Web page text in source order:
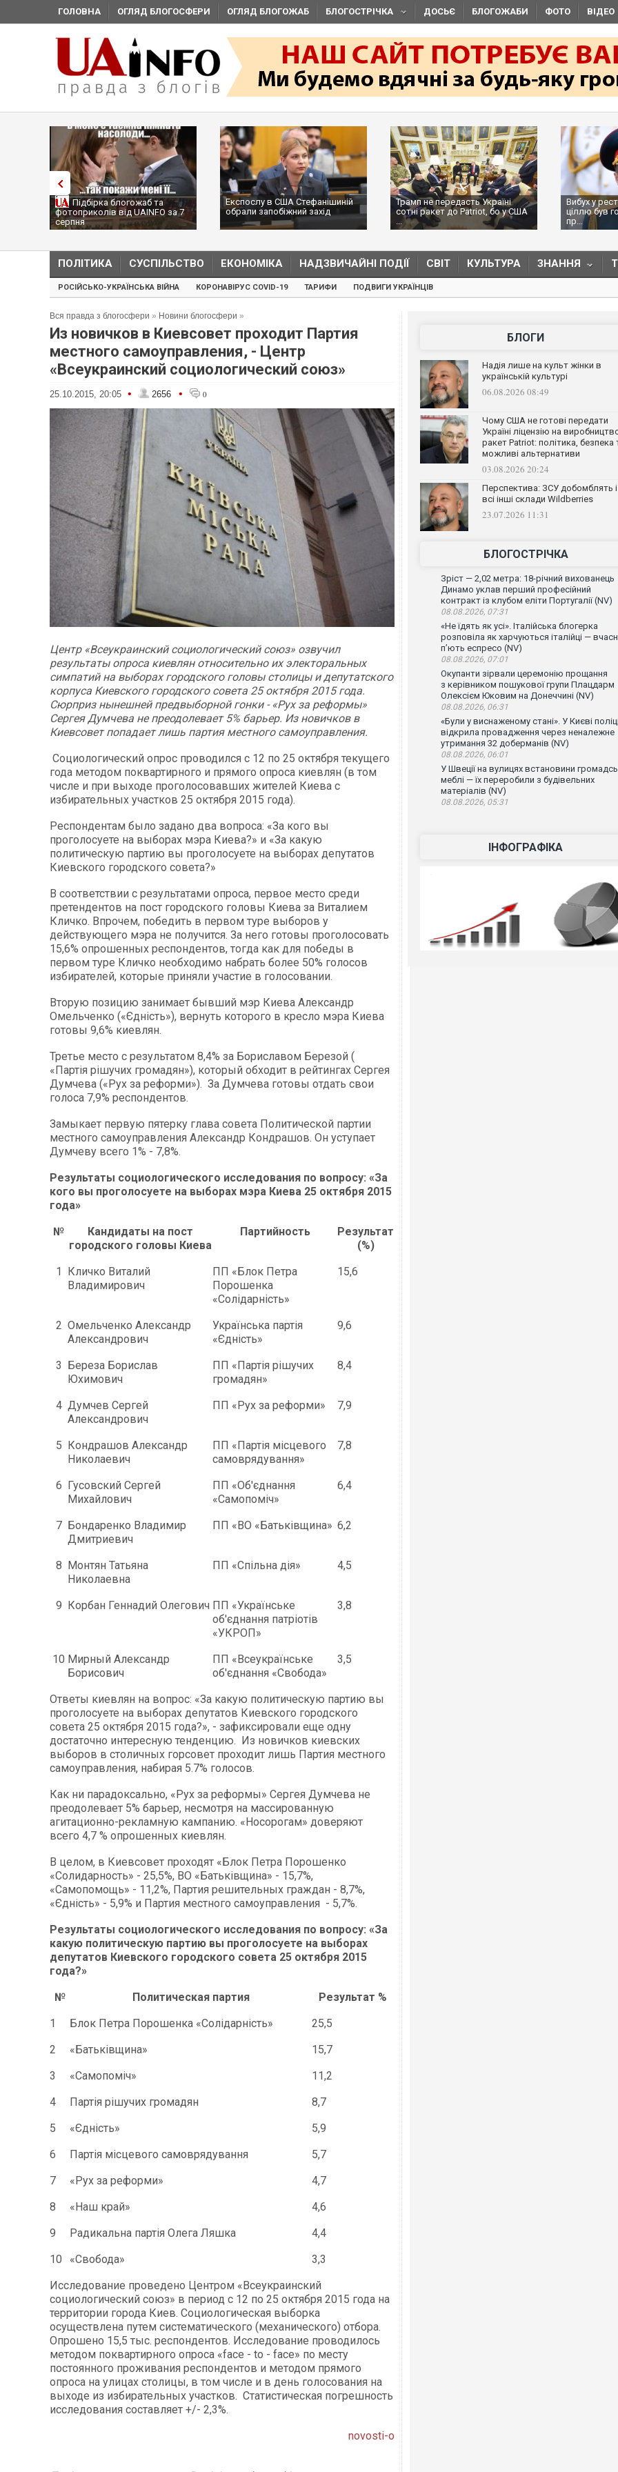
ГОЛОВНА ОГЛЯД БЛОГОСФЕРИ ОГЛЯД БЛОГОЖАБ БЛОГОСТРІЧКА ДОСЬЄ БЛОГОЖАБИ ФОТО ВІДЕО
Підбірка блогожаб та
фотоприколів від UAINFO за 7
серпня
Експослу в США Стефанішиній
обрали запобіжний захід
Трамп не передасть Україні
сотні ракет до Patriot, бо у США
...
Вибух у
ціллю був
пр...
ПОЛІТИКА СУСПІЛЬСТВО ЕКОНОМІКА НАДЗВИЧАЙНІ ПОДІЇ СВІТ КУЛЬТУРА ЗНАННЯ
РОСІЙСЬКО-УКРАЇНСЬКА ВІЙНА КОРОНАВІРУС COVID-19 ТАРИФИ ПОДВИГИ УКРАЇНЦІВ
Вся правда з блогосфери » Новини блогосфери »
Из новичков в Киевсовет проходит Партия
местного самоуправления, - Центр
«Всеукраинский социологический союз»
25.10.2015, 20:05 • 2656 • 0
Центр «Всеукраинский социологический союз» озвучил
результаты опроса киевлян относительно их электоральных
симпатий на выборах городского головы столицы и депутатского
корпуса Киевского городского совета 25 октября 2015 года.
Сюрприз нынешней предвыборной гонки - «Рух за реформы»
Сергея Думчева не преодолевает 5% барьер. Из новичков в
Киевсовет попадает лишь партия местного самоуправления.
Социологический опрос проводился с 12 по 25 октября текущего
года методом поквартирного и прямого опроса киевлян (в том
числе и при выходе проголосовавших жителей Киева с
избирательных участков 25 октября 2015 года).
Респондентам было задано два вопроса: «За кого вы
проголосуете на выборах мэра Киева?» и «За какую
политическую партию вы проголосуете на выборах депутатов
Киевского городского совета?»
В соответствии с результатами опроса, первое место среди
претендентов на пост городского головы Киева за Виталием
Кличко. Впрочем, победить в первом туре выборов у
действующего мэра не получится. За него готовы проголосовать
15,6% опрошенных респондентов, тогда как для победы в
первом туре Кличко необходимо набрать более 50% голосов
избирателей, которые приняли участие в голосовании.
Вторую позицию занимает бывший мэр Киева Александр
Омельченко («Єдність»), вернуть которого в кресло мэра Киева
готовы 9,6% киевлян.
Третье место с результатом 8,4% за Бориславом Березой (
«Партія рішучих громадян»), который обходит в рейтингах Сергея
Думчева («Рух за реформи»). За Думчева готовы отдать свои
голоса 7,9% респондентов.
Замыкает первую пятерку глава совета Политической партии
местного самоуправления Александр Кондрашов. Он уступает
Думчеву всего 1% - 7,8%.
Результаты социологического исследования по вопросу: «За
кого вы проголосуете на выборах мэра Киева 25 октября 2015
года»
№
Кандидаты на пост
городского головы Киева
Партийность
Результат
(%)
1 Кличко Виталий
Владимирович
ПП «Блок Петра
Порошенка
«Солідарність»
15,6
2 Омельченко Александр
Александрович
Українська партія
«Єдність»
9,6
3 Береза Борислав
Юхимович
ПП «Партія рішучих
громадян»
8,4
4 Думчев Сергей
Александрович
ПП «Рух за реформи» 7,9
5 Кондрашов Александр
Николаевич
ПП «Партія місцевого
самоврядування»
7,8
6 Гусовский Сергей
Михайлович
ПП «Об'єднання
«Самопоміч»
6,4
7 Бондаренко Владимир
Дмитриевич
ПП «ВО «Батьківщина» 6,2
8 Монтян Татьяна
Николаевна
ПП «Спільна дія» 4,5
9 Корбан Геннадий Олегович ПП «Українське
об'єднання патріотів
«УКРОП»
3,8
10 Мирный Александр
Борисович
ПП «Всеукраїнське
об'єднання «Свобода»
3,5
Ответы киевлян на вопрос: «За какую политическую партию вы
проголосуете на выборах депутатов Киевского городского
совета 25 октября 2015 года?», - зафиксировали еще одну
достаточно интересную тенденцию. Из новичков киевских
выборов в столичных горсовет проходит лишь Партия местного
самоуправления, набирая 5.7% голосов.
Как ни парадоксально, «Рух за реформы» Сергея Думчева не
преодолевает 5% барьер, несмотря на массированную
агитационно-рекламную кампанию. «Носорогам» доверяют
всего 4,7 % опрошенных киевлян.
В целом, в Киевсовет проходят «Блок Петра Порошенко
«Солидарность» - 25,5%, ВО «Батьківщина» - 15,7%,
«Самопомощь» - 11,2%, Партия решительных граждан - 8,7%,
«Єдність» - 5,9% и Партия местного самоуправления - 5,7%.
Результаты социологического исследования по вопросу: «За
какую политическую партию вы проголосуете на выборах
депутатов Киевского городского совета 25 октября 2015
года?»
№
Политическая партия
Результат %
1
Блок Петра Порошенка «Солідарність»
25,5
2
«Батьківщина»
15,7
3
«Самопоміч»
11,2
4
Партія рішучих громадян
8,7
5
«Єдність»
5,9
6
Партія місцевого самоврядування
5,7
7
«Рух за реформи»
4,7
8
«Наш край»
4,6
9
Радикальна партія Олега Ляшка
4,4
10
«Свобода»
3,3
Исследование проведено Центром «Всеукраинский
социологический союз» в период с 12 по 25 октября 2015 года на
территории города Киев. Социологическая выборка
осуществлена путем систематического (механического) отбора.
Опрошено 15,5 тыс. респондентов. Исследование проводилось
методом поквартирного опроса «face - to - face» по месту
постоянного проживания респондентов и методом прямого
опроса на улицах столицы, в том числе и в день голосования на
выходе из избирательных участков. Статистическая погрешность
исследования составляет +/- 2,3%.
novosti-o
БЛОГИ
Надія лише на культ жінки в
українській культурі
06.08.2026 08:49
Чому США не готові передати
Україні ліцензію на
ракет Patriot: політика, безпека
можливі альтернативи
03.08.2026 20:24
Перспектива: ЗСУ добомблять і
всі інші склади Wildberries
23.07.2026 11:31
БЛОГОСТРІЧКА
Зріст — 2,02 метра: 18-річний вихованець
Динамо уклав перший професійний
контракт із клубом еліти Португалії (NV)
08.08.2026, 07:31
«Не їдять як усі». Італійська блогерка
розповіла як харчуються італійці —
п’ють еспресо (NV)
08.08.2026, 07:01
Окупанти зірвали церемонію прощання
з керівником пошукової групи Плацдарм
Олексієм Юковим на Донеччині (NV)
08.08.2026, 06:31
«Були у виснаженому стані». У Києві
відкрила провадження через неналежне
утримання 32 доберманів (NV)
08.08.2026, 06:01
У Швеції на вулицях встановини
меблі — їх переробили з будівельних
матеріалів (NV)
08.08.2026, 05:31
ІНФОГРАФІКА